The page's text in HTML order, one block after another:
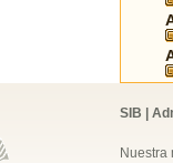
SIB |
Nuestra